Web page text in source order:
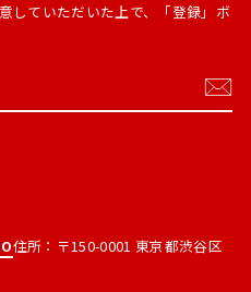
していただいた上で、「登録」ボ
住所：〒150-0001 東京都渋谷区